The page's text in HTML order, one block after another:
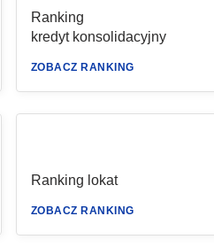
Ranking
kredyt konsolidacyjny
ZOBACZ RANKING
Ranking lokat
ZOBACZ RANKING